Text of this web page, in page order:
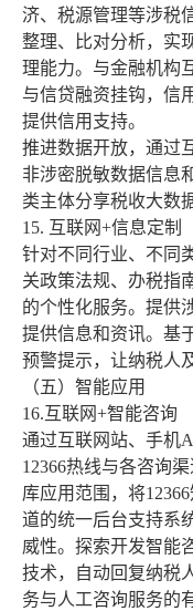
济、税源管理等涉税
整理、比对分析，实
理能力。与金融机构
与信贷融资挂钩，信
提供信用支持。
推进数据开放，通过
非涉密脱敏数据信息
类主体分享税收大数
15. 互联网+信息定制
针对不同行业、不同
关政策法规、办税指
的个性化服务。提供
提供信息和资讯。基
预警提示，让纳税人
（五）智能应用
16.互联网+智能咨询
通过互联网站、手机
12366热线与各咨询
库应用范围，将
道的统一后台支持系
威性。探索开发智能
技术，自动回复纳税
务与人工咨询服务的